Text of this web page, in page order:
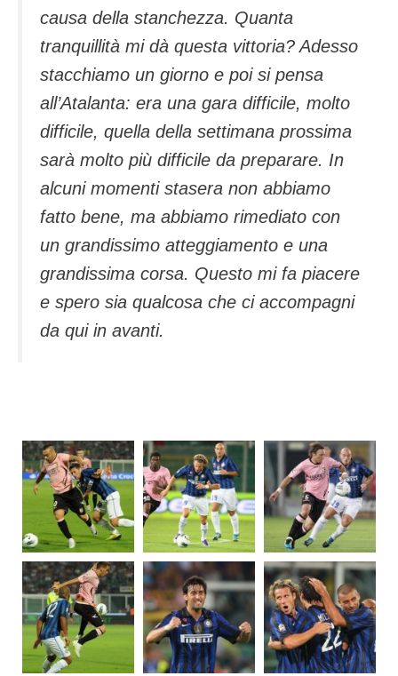
causa della stanchezza. Quanta
tranquillità mi dà questa vittoria? Adesso
stacchiamo un giorno e poi si pensa
all’Atalanta: era una gara difficile, molto
difficile, quella della settimana prossima
sarà molto più difficile da preparare. In
alcuni momenti stasera non abbiamo
fatto bene, ma abbiamo rimediato con
un grandissimo atteggiamento e una
grandissima corsa. Questo mi fa piacere
e spero sia qualcosa che ci accompagni
da qui in avanti.